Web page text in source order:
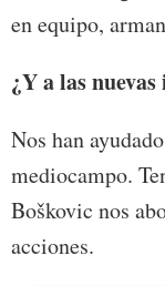
en equipo,
¿Y a las
Nos han
mediocampo.
Boškovic nos
acciones.